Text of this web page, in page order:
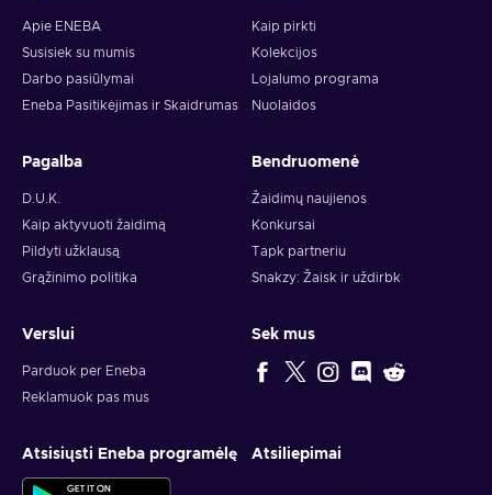
Apie ENEBA
Susisiek su mumis
Darbo pasiūlymai
Eneba Pasitikėjimas ir Skaidrumas
Kaip pirkti
Kolekcijos
Lojalumo programa
Nuolaidos
Pagalba
D.U.K.
Kaip aktyvuoti žaidimą
Pildyti užklausą
Grąžinimo politika
Bendruomenė
Žaidimų naujienos
Konkursai
Tapk partneriu
Snakzy: Žaisk ir uždirbk
Verslui
Parduok per Eneba
Reklamuok pas mus
Sek mus
Atsisiųsti Eneba programėlę Atsiliepimai